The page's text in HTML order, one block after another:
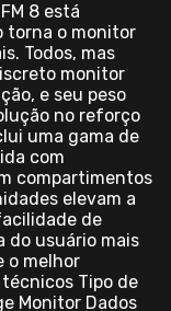
8 está
torna o monitor
Todos, mas
monitor
e seu peso
no reforço
uma gama de
com
compartimentos
elevam a
de
do usuário mais
o melhor
Tipo de
Monitor Dados